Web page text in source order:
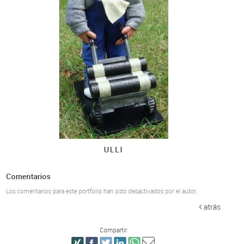
ULLI
Comentarios
Los comentarios para este portfolio han sido desactivados por el autor.
atrás
Compartir